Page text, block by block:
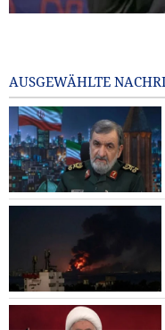
Jemenitischer
Öltanker
CBS News: USA haben
gesamten Bestand an
aufgebraucht
Baghaei: Atmosphäre
über die Straße von
Mehr als 22 Millionen
Zeremonien teil
AUSGEWÄHLTE